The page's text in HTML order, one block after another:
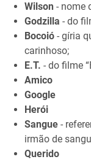
Wilson - nome
Godzilla - do
Bocoió - gíria
carinhoso;
E.T. - do filme
Amico
Google
Herói
Sangue -
irmão de
Querido